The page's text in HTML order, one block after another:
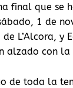
final que se
1 de
L’Alcora, y
alzado con
de toda la